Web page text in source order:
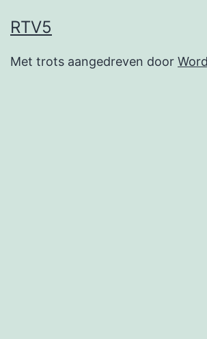
RTV5
Met trots aangedreven door